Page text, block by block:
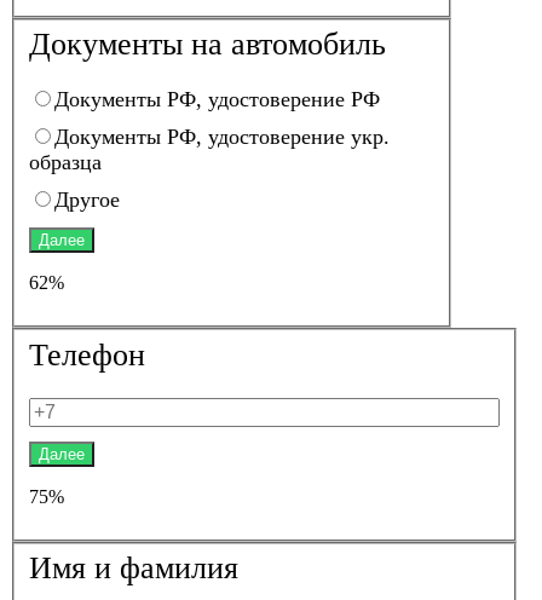
Документы на автомобиль
Документы РФ, удостоверение РФ
Документы РФ, удостоверение укр.
образца
Другое
Далее
62%
Телефон
Далее
75%
Имя и фамилия